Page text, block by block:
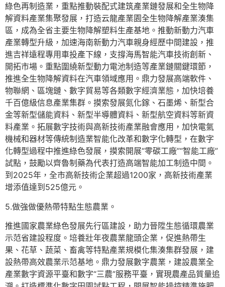
綠色再制造業，重點推動裝配式建筑產業鏈發展和全生物降
解資料產業集聚發展，打造云龍產業園全生物降解產業湊集
區，成為全省主要生物降解塑料生產基地。推動新動力汽車
產業轉型升級，加速海南新動力汽車親身經歷中間建設，推
進吉祥遠程專用車投產下線，支撐海馬智能汽車技術創新、
開拓市場。重點圍繞新型動力電池制造等產業鏈關鍵環節，
推進全生物降解資料在汽車領域應用。鼎力發展高端軟件、
物聯網、區塊鏈、數字貿易等各類數字經濟業態，加快培養
千百億級信息產業集群。摸索發展氮化鎵、石墨烯、新型合
金等新型儲能資料、新型半導體資料、新型航空資料等新資
料產業。拓展數字技術與高新技術產業融會應用，加快電氣
機械和器材等傳統制造業智能化改革和數字化轉型，在數字
化轉型過程中推進綠色發展，摸索開展“零碳工廠”“智能工廠”
試點，鼓勵以齊魯制藥為代表打造高端智能加工制造中間。
到2025年，全市高新技術企業超過1200家，高新技術產業
增添值達到525億元。
5.做強做優熱帶特點生態農業。
推進國家農業綠色發展先行區建設，助力晉陞生態循環農業
示范省建設程度。培養壯年夜農業龍頭企業，促進熱帶生
果、花草、蔬菜、畜禽等特點產業規模化集湊集群發展，建
設熱帶高效農業示范基地。鼎力發展數字農業，建設農業全
產業數字資源平臺和數字“三農”服務平臺，實現農產品質量追